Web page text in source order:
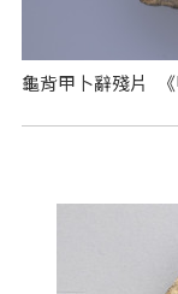
龜背甲卜辭殘片